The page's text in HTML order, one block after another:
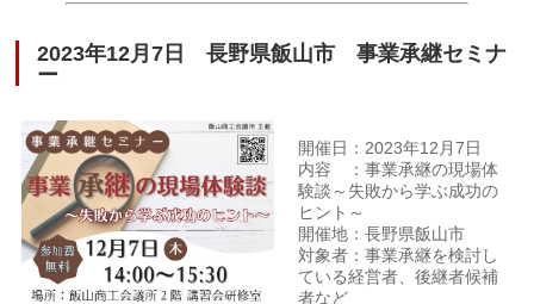
2023年12月7日 長野県飯山市 事業承継セミナ
ー
開催日：2023年12月7日
内容 ：事業承継の現場体
験談～失敗から学ぶ成功の
ヒント～
開催地：長野県飯山市
対象者：事業承継を検討し
ている経営者、後継者候補
者など